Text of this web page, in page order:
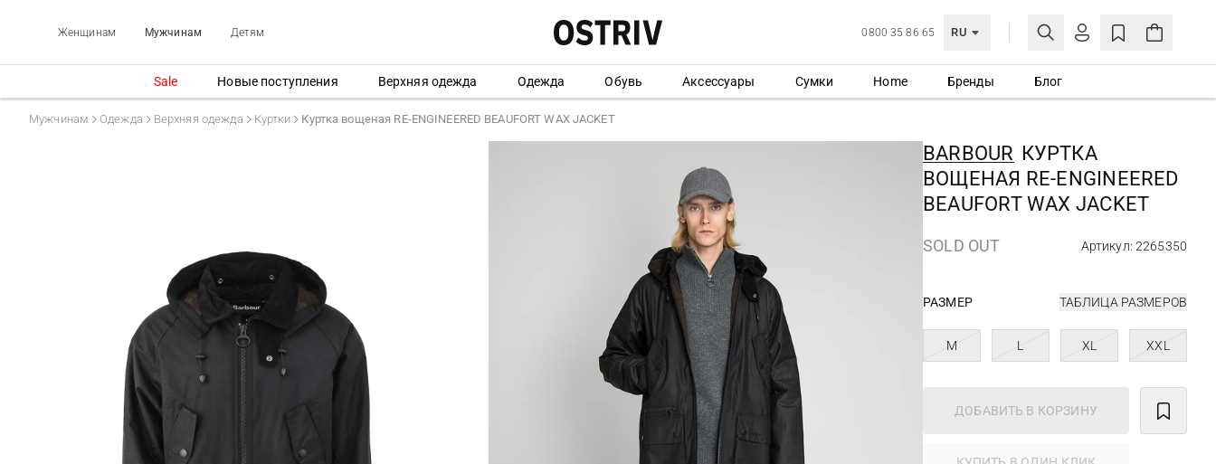
Женщинам Мужчинам Детям 0800 35 86 65 RU
ЛИЧНЫЙ КАБИНЕТ
Еще не зарегистрированы?
СОЗДАТЬ УЧЕТНУЮ ЗАПИСЬ
Sale Новые поступления Верхняя одежда Одежда Обувь Аксессуары Сумки Home Бренды Блог
Мужчинам Одежда Верхняя одежда Куртки Куртка вощеная RE-ENGINEERED BEAUFORT WAX JACKET
BARBOUR КУРТКА
ВОЩЕНАЯ RE-ENGINEERED
BEAUFORT WAX JACKET
SOLD OUT Артикул: 2265350
РАЗМЕР ТАБЛИЦА РАЗМЕРОВ
M L XL XXL
ДОБАВИТЬ В КОРЗИНУ